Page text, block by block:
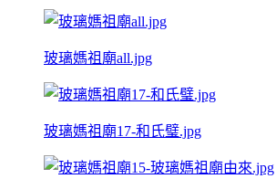
玻璃媽祖廟all.jpg
玻璃媽祖廟17-和氏璧.jpg